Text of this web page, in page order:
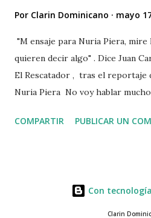
Por Clarin Dominicano mayo
"M ensaje para Nuria Piera, mire
quieren decir algo" . Dice Juan
El Rescatador , tras el reportaje
Nuria Piera No voy hablar
ayudar a las personas de mi país
Instagram A post shared by
(@elrescatador528) Mas abajo de
COMPARTIR PUBLICAR UN
Con
Clarin